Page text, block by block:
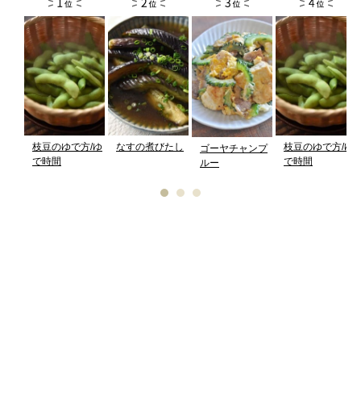
枝豆のゆで方/ゆ
で時間
なすの煮びたし
ゴーヤチャンプ
ルー
枝豆のゆで方/ゆ
で時間